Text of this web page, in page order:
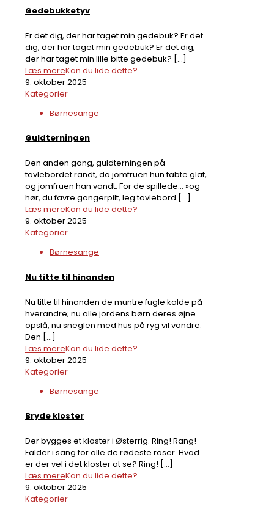
Gedebukketyv
Er det dig, der har taget min gedebuk? Er det
dig, der har taget min gedebuk? Er det dig,
der har taget min lille bitte gedebuk? […]
Kan du lide dette?
Læs mere
9. oktober 2025
Kategorier
Børnesange
Guldterningen
Den anden gang, guldterningen på
tavlebordet randt, da jomfruen hun tabte glat,
og jomfruen han vandt. For de spillede… »og
hør, du favre gangerpilt, leg tavlebord […]
Kan du lide dette?
Læs mere
9. oktober 2025
Kategorier
Børnesange
Nu titte til hinanden
Nu titte til hinanden de muntre fugle kalde på
hverandre; nu alle jordens børn deres øjne
opslå, nu sneglen med hus på ryg vil vandre.
Den […]
Kan du lide dette?
Læs mere
9. oktober 2025
Kategorier
Børnesange
Bryde kloster
Der bygges et kloster i Østerrig. Ring! Rang!
Falder i sang for alle de rødeste roser. Hvad
er der vel i det kloster at se? Ring! […]
Kan du lide dette?
Læs mere
9. oktober 2025
Kategorier